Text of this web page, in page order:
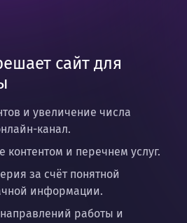
сайт для
и увеличение числа
канал.
контентом и перечнем услуг.
за счёт понятной
информации.
работы и